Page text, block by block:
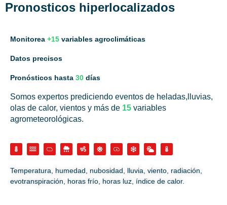
Pronosticos hiperlocalizados
Monitorea +15 variables agroclimáticas
Datos precisos
Pronósticos hasta 30 días
Somos expertos prediciendo eventos de heladas,lluvias,
olas de calor, vientos y más de 15 variables
agrometeorológicas.
Temperatura, humedad, nubosidad, lluvia, viento, radiación,
evotranspiración, horas frío, horas luz, índice de calor.